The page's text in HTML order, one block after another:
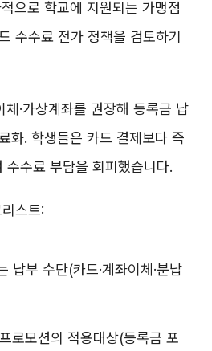
으로 학교에 지원되는 가맹점
수수료 전가 정책을 검토하기
·가상계좌를 권장해 등록금 납
화. 학생들은 카드 결제보다 즉
수수료 부담을 회피했습니다.
스트:
납부 수단(카드·계좌이체·분납
로모션의 적용대상(등록금 포